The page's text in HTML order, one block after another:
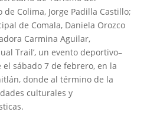
de Colima, Jorge Padilla Castillo;
de Comala, Daniela Orozco
Carmina Aguilar,
Trail’, un evento deportivo–
sábado 7 de febrero, en la
donde al término de la
culturales y